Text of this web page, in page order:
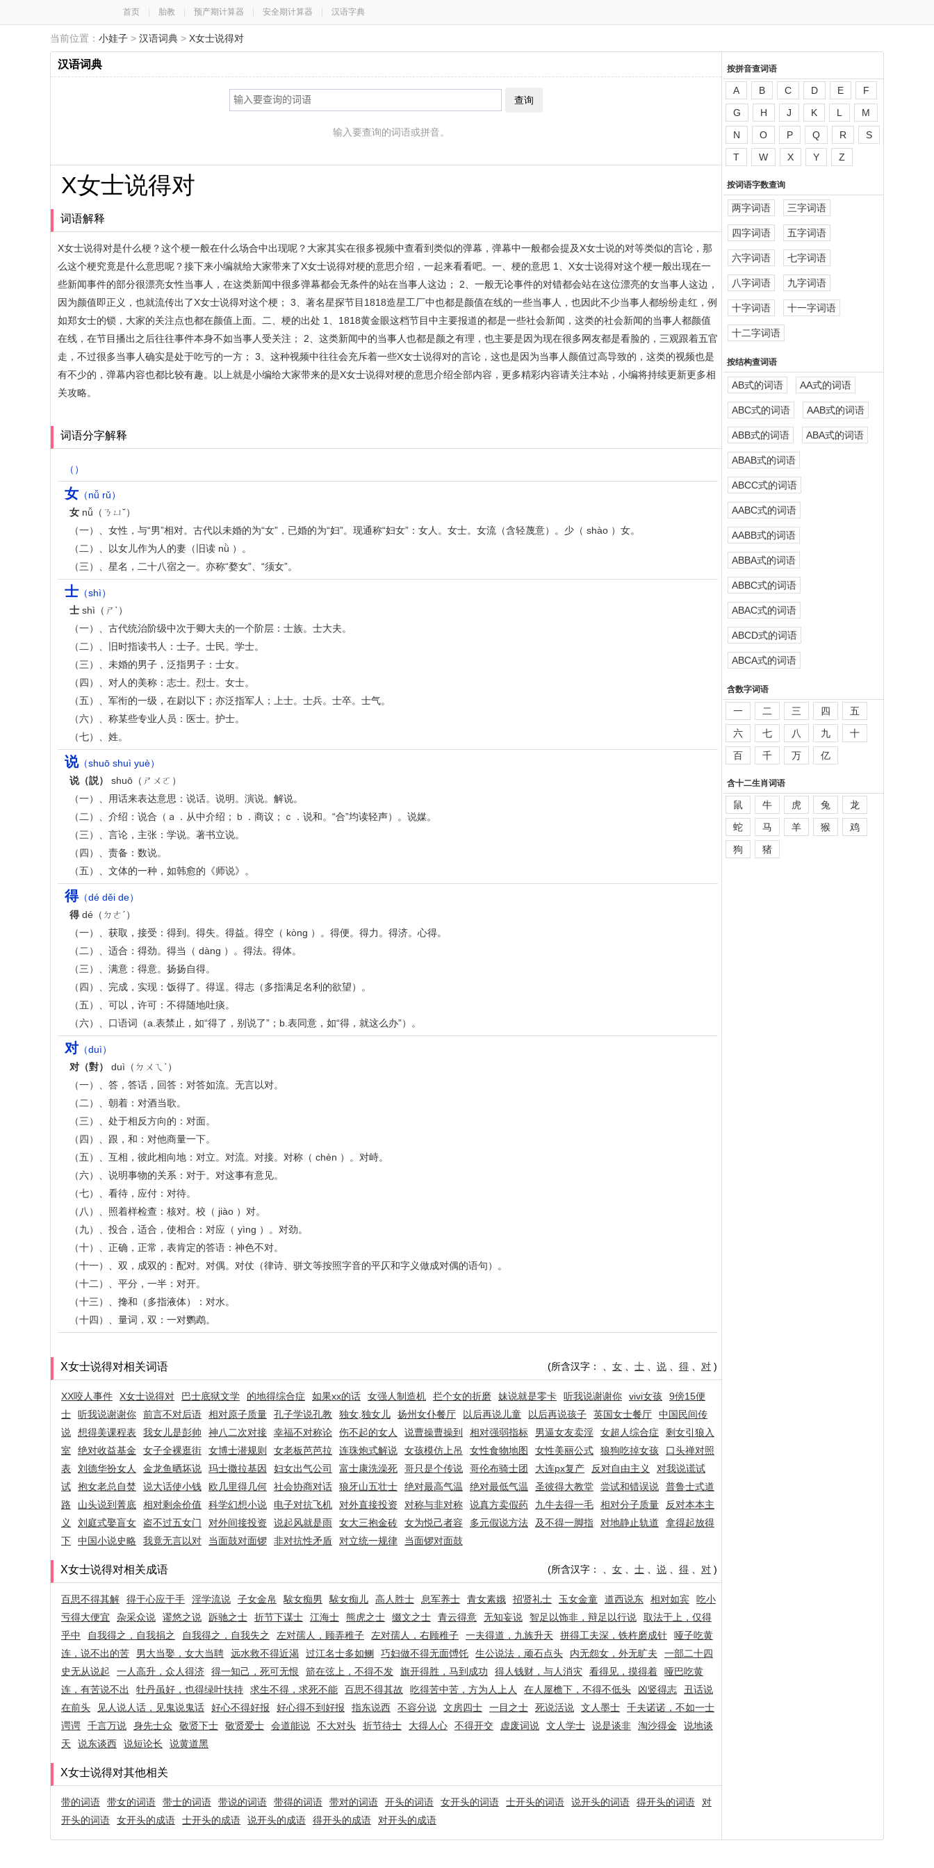
首页 胎教 预产期计算器 安全期计算器 汉语字典
当前位置： 小娃子 > 汉语词典 > X女士说得对
汉语词典
查询
输入要查询的词语或拼音。
X女士说得对
词语解释
X女士说得对是什么梗？这个梗一般在什么场合中出现呢？大家其实在很多视频中查看到类似的弹幕，弹幕中一般都会提及X女士说的对等类似的言论，那
么这个梗究竟是什么意思呢？接下来小编就给大家带来了X女士说得对梗的意思介绍，一起来看看吧。一、梗的意思 1、X女士说得对这个梗一般出现在一
些新闻事件的部分很漂亮女性当事人，在这类新闻中很多弹幕都会无条件的站在当事人这边； 2、一般无论事件的对错都会站在这位漂亮的女当事人这边，
因为颜值即正义，也就流传出了X女士说得对这个梗； 3、著名星探节目1818造星工厂中也都是颜值在线的一些当事人，也因此不少当事人都纷纷走红，例
如郑女士的锁，大家的关注点也都在颜值上面。二、梗的出处 1、1818黄金眼这档节目中主要报道的都是一些社会新闻，这类的社会新闻的当事人都颜值
在线，在节目播出之后往往事件本身不如当事人受关注； 2、这类新闻中的当事人也都是颜之有理，也主要是因为现在很多网友都是看脸的，三观跟着五官
走，不过很多当事人确实是处于吃亏的一方； 3、这种视频中往往会充斥着一些X女士说得对的言论，这也是因为当事人颜值过高导致的，这类的视频也是
有不少的，弹幕内容也都比较有趣。以上就是小编给大家带来的是X女士说得对梗的意思介绍全部内容，更多精彩内容请关注本站，小编将持续更新更多相
关攻略。
词语分字解释
（）
女 （nǚ rǔ）
女 nǚ（ㄋㄩˇ）
（一）、女性，与“男”相对。古代以未婚的为“女”，已婚的为“妇”。现通称“妇女”：女人。女士。女流（含轻蔑意）。少（ shào ）女。
（二）、以女儿作为人的妻（旧读 nǜ ）。
（三）、星名，二十八宿之一。亦称“婺女”、“须女”。
士 （shì）
士 shì（ㄕˋ）
（一）、古代统治阶级中次于卿大夫的一个阶层：士族。士大夫。
（二）、旧时指读书人：士子。士民。学士。
（三）、未婚的男子，泛指男子：士女。
（四）、对人的美称：志士。烈士。女士。
（五）、军衔的一级，在尉以下；亦泛指军人；上士。士兵。士卒。士气。
（六）、称某些专业人员：医士。护士。
（七）、姓。
说（shuō shuì yuè）
说（説）
shuō（ㄕㄨㄛ）
（一）、用话来表达意思：说话。说明。演说。解说。
（二）、介绍：说合（ａ．从中介绍；ｂ．商议；ｃ．说和。“合”均读轻声）。说媒。
（三）、言论，主张：学说。著书立说。
（四）、责备：数说。
（五）、文体的一种，如韩愈的《师说》。
得（dé děi de）
得 dé（ㄉㄜˊ）
（一）、获取，接受：得到。得失。得益。得空（ kòng ）。得便。得力。得济。心得。
（二）、适合：得劲。得当（ dàng ）。得法。得体。
（三）、满意：得意。扬扬自得。
（四）、完成，实现：饭得了。得逞。得志（多指满足名利的欲望）。
（五）、可以，许可：不得随地吐痰。
（六）、口语词（a.表禁止，如“得了，别说了”；b.表同意，如“得，就这么办”）。
对 （duì）
对（對）
duì（ㄉㄨㄟˋ）
（一）、答，答话，回答：对答如流。无言以对。
（二）、朝着：对酒当歌。
（三）、处于相反方向的：对面。
（四）、跟，和：对他商量一下。
（五）、互相，彼此相向地：对立。对流。对接。对称（ chèn ）。对峙。
（六）、说明事物的关系：对于。对这事有意见。
（七）、看待，应付：对待。
（八）、照着样检查：核对。校（ jiào ）对。
（九）、投合，适合，使相合：对应（ yìng ）。对劲。
（十）、正确，正常，表肯定的答语：神色不对。
（十一）、双，成双的：配对。对偶。对仗（律诗、骈文等按照字音的平仄和字义做成对偶的语句）。
（十二）、平分，一半：对开。
（十三）、搀和（多指液体）：对水。
（十四）、量词，双：一对鹦鹉。
X女士说得对相关词语 (所含汉字： 女 士 说 得 对 )
XX咬人事件 X女士说得对 巴士底狱文学 的地得综合症 如果xx的话 女强人制造机 拦个女的折磨 妹说就是零卡 听我说谢谢你 vivi女孩
9傍15便
士
听我说谢谢你 前言不对后语 相对原子质量 孔子学说孔教 独女,独女儿 扬州女仆餐厅 以后再说儿童 以后再说孩子 英国女士餐厅
中国民间传
说
想得美课程表 我女儿是彭帅 神八二次对接 幸福不对称论 伤不起的女人 说曹操曹操到 相对强弱指标 男逼女友卖淫 女超人综合症
剩女引狼入
室
绝对收益基金 女子全裸逛街 女博士潜规则 女老板芭芭拉 连珠炮式解说 女孩模仿上吊 女性食物地图 女性美丽公式 狼狗吃掉女孩
口头禅对照
表
刘德华扮女人 金龙鱼晒坏说 玛士撒拉基因 妇女出气公司 富士康洗澡死 哥只是个传说 哥伦布骑士团 大连px复产 反对自由主义
对我说谎试
试
抱女老总自焚 说大话使小钱 欧几里得几何 社会协商对话 狼牙山五壮士 绝对最高气温 绝对最低气温 圣彼得大教堂 尝试和错误说
普鲁士式道
路
山头说到菁底 相对剩余价值 科学幻想小说 电子对抗飞机 对外直接投资 对称与非对称 说真方卖假药 九牛去得一毛 相对分子质量
反对本本主
义
刘庭式娶盲女 盗不过五女门 对外间接投资 说起风就是雨 女大三抱金砖 女为悦己者容 多元假说方法 及不得一脚指 对地静止轨道
拿得起放得
下
中国小说史略 我竟无言以对 当面鼓对面锣 非对抗性矛盾 对立统一规律 当面锣对面鼓
X女士说得对相关成语 (所含汉字： 女 士 说 得 对 )
百思不得其解 得于心应于手 淫学流说 子女金帛 騃女痴男 騃女痴儿 高人胜士 息军养士 青女素娥 招贤礼士 玉女金童 道西说东 相对如宾
吃小
亏得大便宜
杂采众说 谬悠之说 跅驰之士 折节下谋士 江海士 熊虎之士 缀文之士 青云得意 无知妄说 智足以饰非，辩足以行说
取法于上，仅得
乎中
自我得之，自我捐之 自我得之，自我失之 左对孺人，顾弄稚子 左对孺人，右顾稚子 一夫得道，九族升天 拼得工夫深，铁杵磨成针
哑子吃黄
连，说不出的苦
男大当娶，女大当聘 远水救不得近渴 过江名士多如鲗 巧妇做不得无面馎饦 生公说法，顽石点头 内无怨女，外无旷夫
一部二十四
史无从说起
一人高升，众人得济 得一知己，死可无恨 箭在弦上，不得不发 旗开得胜，马到成功 得人钱财，与人消灾 看得见，摸得着
哑巴吃黄
连，有苦说不出
牡丹虽好，也得绿叶扶持 求生不得，求死不能 百思不得其故 吃得苦中苦，方为人上人 在人屋檐下，不得不低头 凶竖得志
丑话说
在前头
见人说人话，见鬼说鬼话 好心不得好报 好心得不到好报 指东说西 不容分说 文房四士 一目之士 死说活说 文人墨士
千夫诺诺，不如一士
谔谔
千言万说 身先士众 敬贤下士 敬贤爱士 会道能说 不大对头 折节待士 大得人心 不得开交 虚废词说 文人学士 说是谈非 淘沙得金
说地谈
天
说东谈西 说短论长 说黄道黑
X女士说得对其他相关
带的词语 带女的词语 带士的词语 带说的词语 带得的词语 带对的词语 开头的词语 女开头的词语 士开头的词语 说开头的词语 得开头的词语
对
开头的词语
女开头的成语 士开头的成语 说开头的成语 得开头的成语 对开头的成语
按拼音查词语
A B C D E
F
G
H J K L
M
N
O P Q R
S
T
W X Y Z
按词语字数查询
两字词语 三字词语
四字词语 五字词语
六字词语 七字词语
八字词语 九字词语
十字词语 十一字词语
十二字词语
按结构查词语
AB式的词语 AA式的词语
ABC式的词语 AAB式的词语
ABB式的词语 ABA式的词语
ABAB式的词语
ABCC式的词语
AABC式的词语
AABB式的词语
ABBA式的词语
ABBC式的词语
ABAC式的词语
ABCD式的词语
ABCA式的词语
含数字词语
一 二 三 四
五
六
七 八 九
十
百
千 万 亿
含十二生肖词语
鼠 牛 虎 兔
龙
蛇
马 羊 猴
鸡
狗
猪